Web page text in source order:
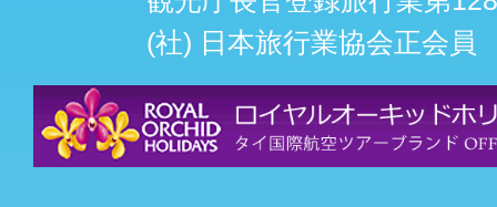
(社) 日本旅行業協会正会員